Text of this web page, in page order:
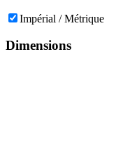
Impérial / Métrique
Dimensions